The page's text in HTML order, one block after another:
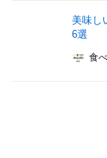
美味し
6選
食